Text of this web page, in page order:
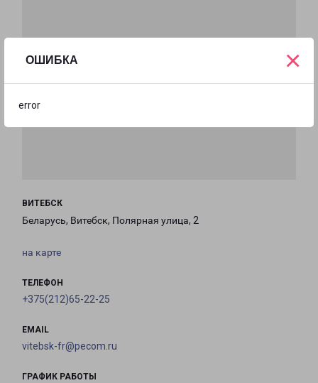
ОШИБКА
error
×
ВИТЕБСК
Беларусь, Витебск, Полярная улица, 2
на карте
ТЕЛЕФОН
+375(212)65-22-25
EMAIL
vitebsk-fr@pecom.ru
ГРАФИК РАБОТЫ